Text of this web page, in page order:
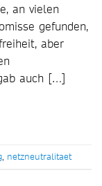
an vielen
gefunden,
aber
auch […]
, netzneutralitaet